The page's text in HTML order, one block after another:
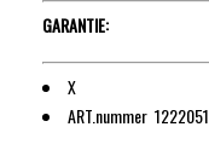
GARANTIE:
X
ART.nummer 1222051